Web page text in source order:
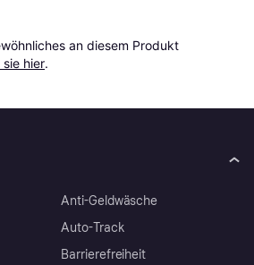
an diesem Produkt
sie hier.
Anti-Geldwäsche
Auto-Track
Barrierefreiheit